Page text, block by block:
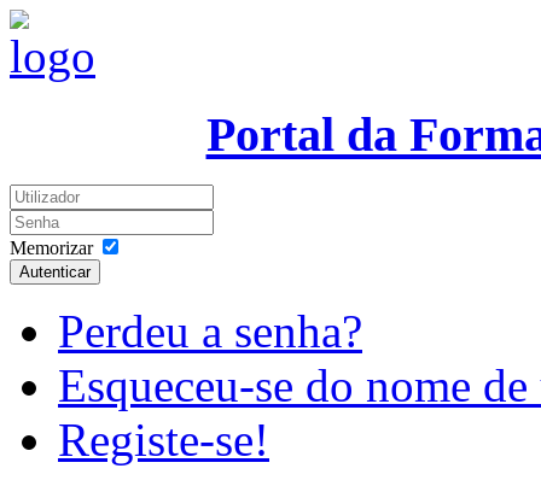
Portal da
Memorizar
Autenticar
Perdeu a senha?
Esqueceu-se do nome
Registe-se!